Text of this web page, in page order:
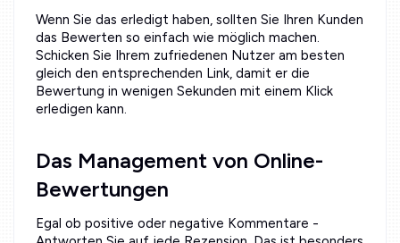
Wenn Sie das erledigt haben, sollten Sie Ihren Kunden
das Bewerten so einfach wie möglich machen.
Schicken Sie Ihrem zufriedenen Nutzer am besten
gleich den entsprechenden Link, damit er die
Bewertung in wenigen Sekunden mit einem Klick
erledigen kann.
Das Management von Online-
Bewertungen
Egal ob positive oder negative Kommentare -